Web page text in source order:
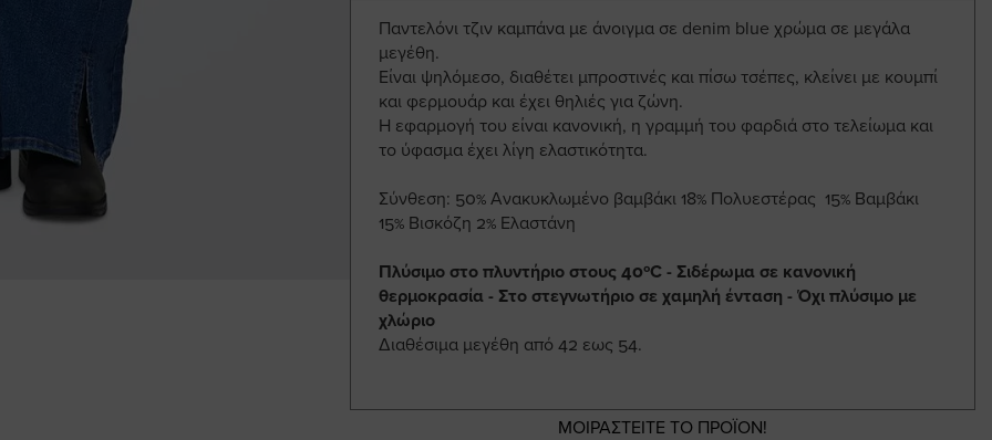
Παντελόνι τζιν καμπάνα με άνοιγμα σε denim blue χρώμα σε μεγάλα
μεγέθη.
Είναι ψηλόμεσο, διαθέτει μπροστινές και πίσω τσέπες, κλείνει με κουμπί
και φερμουάρ και έχει θηλιές για ζώνη.
Η εφαρμογή του είναι κανονική, η γραμμή του φαρδιά στο τελείωμα και
το ύφασμα έχει λίγη ελαστικότητα.
Σύνθεση: 50% Ανακυκλωμένο βαμβάκι 18% Πολυεστέρας 15% Βαμβάκι
15% Βισκόζη 2% Ελαστάνη
Πλύσιμο στο πλυντήριο στους 40ºC - Σιδέρωμα σε κανονική
θερμοκρασία - Στο στεγνωτήριο σε χαμηλή ένταση - Όχι πλύσιμο με
χλώριο
Διαθέσιμα μεγέθη από 42 εως 54.
ΜΟΙΡΑΣΤΕΙΤΕ ΤΟ ΠΡΟΪΟΝ!